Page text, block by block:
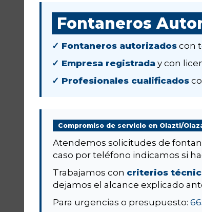
Fontaneros
✓ Fontaneros autorizados con
✓ Empresa registrada y con
✓ Profesionales cualificados
Compromiso de servicio en Olazti/
Atendemos solicitudes de
caso por teléfono indicamos si
Trabajamos con criterios
dejamos el alcance explicado
Para urgencias o presupuesto: